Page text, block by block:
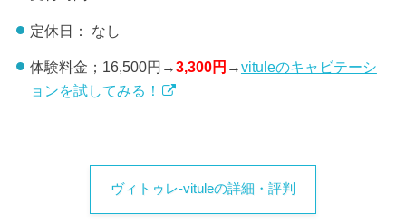
定休日： なし
体験料金；16,500円→3,300円 →vituleのキャビテーシ
ョンを試してみる！
ヴィトゥレ-vituleの詳細・評判